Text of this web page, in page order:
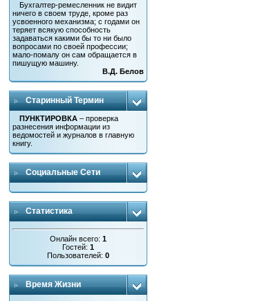
Бухгалтер-ремесленник не видит
ничего в своем труде, кроме раз
усвоенного механизма; с годами он
теряет всякую способность
задаваться какими бы то ни было
вопросами по своей профессии;
мало-помалу он сам обращается в
пишущую машину.
В.Д. Белов
Старинный Термин
ПУНКТИРОВКА – проверка
разнесения информации из
ведомостей и журналов в главную
книгу.
Социальные Сети
Статистика
Онлайн всего:1
Гостей:1
Пользователей:0
Время Жизни